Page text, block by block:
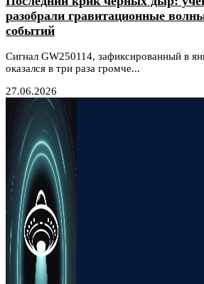
разобрали гравитационные
событий
Сигнал GW250114, зафиксированный в
оказался в три раза громче...
27.06.2026